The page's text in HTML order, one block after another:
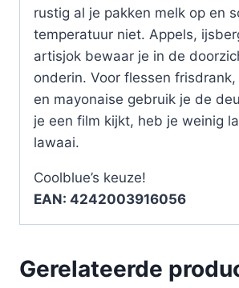
rustig al je pakken melk op en
temperatuur niet. Appels,
artisjok bewaar je in de
onderin. Voor flessen
en mayonaise gebruik je de
je een film kijkt, heb je weinig
lawaai.
Coolblue’s keuze!
EAN: 4242003916056
Gerelateerde